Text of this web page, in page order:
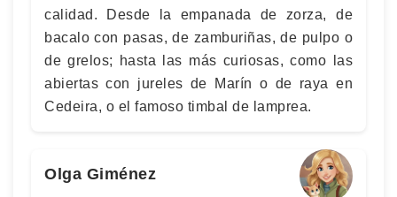
calidad. Desde la empanada de zorza, de
bacalo con pasas, de zamburiñas, de pulpo o
de grelos; hasta las más curiosas, como las
abiertas con jureles de Marín o de raya en
Cedeira, o el famoso timbal de lamprea.
Olga Giménez